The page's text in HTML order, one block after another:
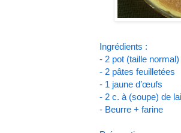
Ingrédients :
- 2 pot (taille
- 2 pâtes feuilletées
- 1 jaune d’œufs
- 2 c. à (soupe) de
- Beurre + farine